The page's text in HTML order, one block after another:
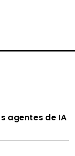
agentes de IA